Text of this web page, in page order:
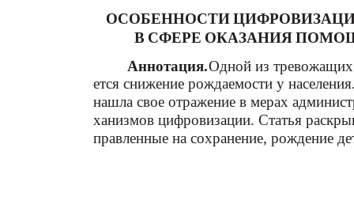
ОСОБЕННОСТИ
В СФЕРЕ ОКАЗАНИЯ
Аннотация.Одной из
ется снижение рождаемости у
нашла свое отражение в мерах
ханизмов цифровизации. Статья
правленные на сохранение, рождение